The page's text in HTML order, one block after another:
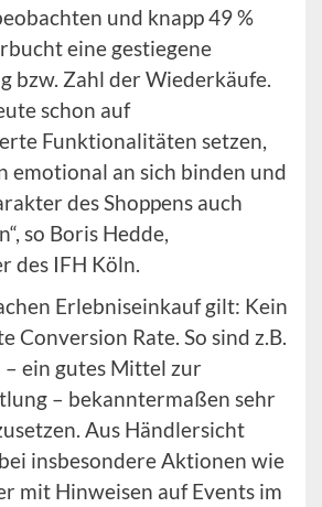
und knapp 49 %
eine gestiegene
bzw. Zahl der Wiederkäufe.
schon auf
Funktionalitäten setzen,
emotional an sich binden und
des Shoppens auch
so Boris Hedde,
des IFH Köln.
Erlebniseinkauf gilt: Kein
Conversion Rate. So sind z.B.
ein gutes Mittel zur
– bekanntermaßen sehr
Aus Händlersicht
insbesondere Aktionen wie
mit Hinweisen auf Events im